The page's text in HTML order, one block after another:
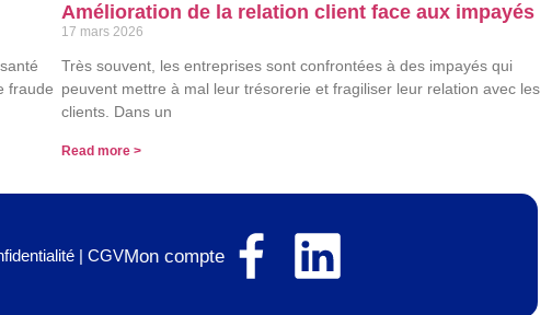
fraude
Amélioration de la relation client face aux impayés
17 mars 2026
Très souvent, les entreprises sont confrontées à des impayés qui
peuvent mettre à mal leur trésorerie et fragiliser leur relation avec les
clients. Dans un
Read more >
| CGVMon compte